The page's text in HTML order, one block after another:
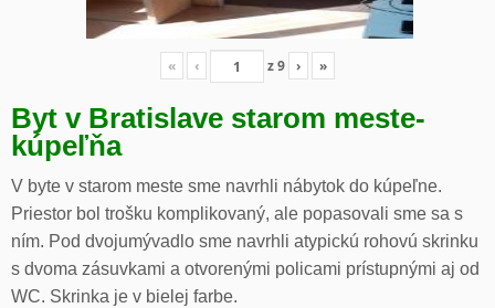
« ‹ z9 › »
Byt v Bratislave starom meste-
kúpeľňa
V byte v starom meste sme navrhli nábytok do kúpeľne.
Priestor bol trošku komplikovaný, ale popasovali sme sa s
ním. Pod dvojumývadlo sme navrhli atypickú rohovú skrinku
s dvoma zásuvkami a otvorenými policami prístupnými aj od
WC. Skrinka je v bielej farbe.